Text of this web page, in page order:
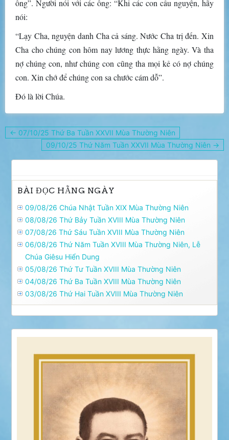
ông”. Người nói với các ông: “Khi các con cầu nguyện, hãy
nói:
“Lạy Cha, nguyện danh Cha cả sáng. Nước Cha trị đến. Xin
Cha cho chúng con hôm nay lương thực hằng ngày. Và tha
nợ chúng con, như chúng con cũng tha mọi kẻ có nợ chúng
con. Xin chớ để chúng con sa chước cám dỗ”.
Ðó là lời Chúa.
Điều
hướng
viết
← 07/10/25 Thứ Ba Tuần XXVII Mùa Thường Niên
09/10/25 Thứ Năm Tuần XXVII Mùa Thường Niên →
BÀI ĐỌC HẰNG NGÀY
09/08/26 Chúa Nhật Tuần XIX Mùa Thường Niên
08/08/26 Thứ Bảy Tuần XVIII Mùa Thường Niên
07/08/26 Thứ Sáu Tuần XVIII Mùa Thường Niên
06/08/26 Thứ Năm Tuần XVIII Mùa Thường Niên, Lễ
Chúa Giêsu Hiển Dung
05/08/26 Thứ Tư Tuần XVIII Mùa Thường Niên
04/08/26 Thứ Ba Tuần XVIII Mùa Thường Niên
03/08/26 Thứ Hai Tuần XVIII Mùa Thường Niên